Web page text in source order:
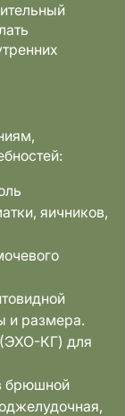
яичников,
и размера.
КГ) для
брюшной